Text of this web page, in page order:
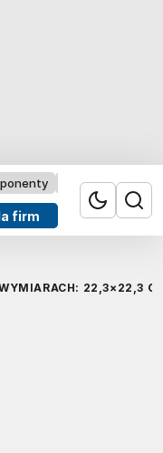
Przemysł 4.0
firm
22,3×22,3